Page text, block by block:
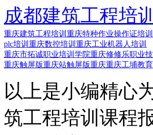
成都建筑工程培训
重庆建筑工程培训 重庆特种作业操作证培训
plc培训 重庆数控培训 重庆工业机器人培训
重庆市拓诚职业培训学院重庆修修乐职业
重庆触屏版重庆站触屏版重庆重庆工埔教
以上是小编精心
筑工程培训课程